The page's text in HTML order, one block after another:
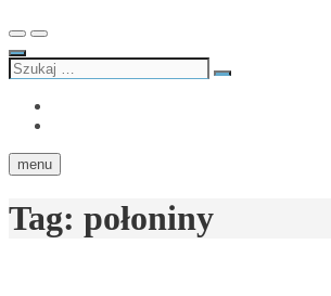
Szukaj
…
menu
Tag: połoniny